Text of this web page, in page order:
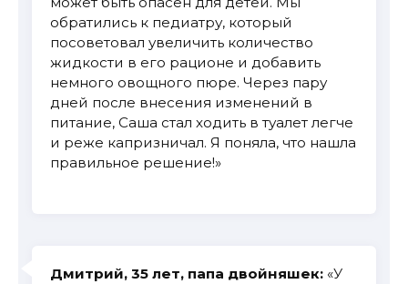
обратились к педиатру, который
посоветовал увеличить количество
жидкости в его рационе и добавить
немного овощного пюре. Через пару
дней после внесения изменений в
питание, Саша стал ходить в туалет легче
и реже капризничал. Я поняла, что нашла
правильное решение!»
Дмитрий, 35 лет, папа двойняшек: «У